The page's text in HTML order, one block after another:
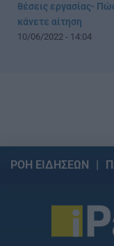
θέσεις εργασίας-
κάνετε αίτηση
10/06/2022 - 14:04
ΡΟΗ ΕΙΔΗΣΕΩΝ